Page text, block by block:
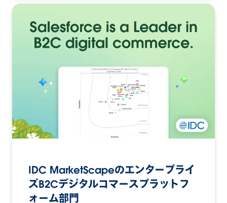
IDC MarketScapeのエンタープライ
ズB2Cデジタルコマースプラットフ
ォーム部門